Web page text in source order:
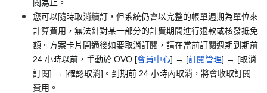
閱為止。
您可以隨時取消續訂，但系統仍會以完整的帳單週期為單位來
計算費用，無法針對某一部分的計費期間進行退款或核發抵免
額。方案卡片開通後如要取消訂閱，請在當前訂閱週期到期前
24 小時以前，手動於 OVO [會員中心] → [訂閱管理] → [取消
訂閱] → [確認取消]。到期前 24 小時內取消，將會收取訂閱
費用。